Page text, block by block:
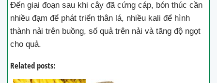
Đến giai đoạn sau khi cây đã cứng cáp, bón thúc cần
nhiều đạm để phát triển thân lá, nhiều kali để hình
thành nải trên buồng, số quả trên nải và tăng độ ngọt
cho quả.
Related posts: